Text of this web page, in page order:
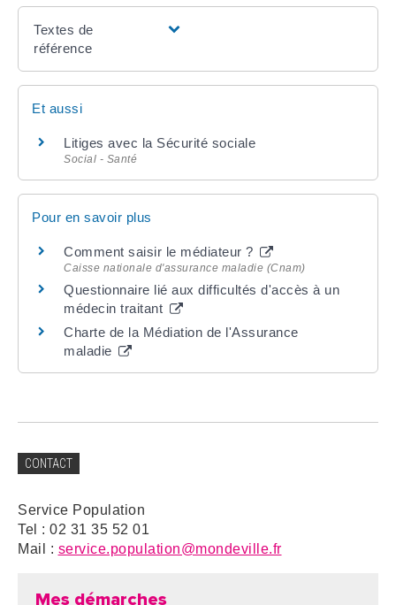
Textes de
référence
Et aussi
Litiges avec la Sécurité sociale
Social - Santé
Pour en savoir plus
Comment saisir le médiateur ?
Caisse nationale d'assurance maladie (Cnam)
Questionnaire lié aux difficultés d'accès à un
médecin traitant
Charte de la Médiation de l'Assurance
maladie
CONTACT
Service Population
Tel : 02 31 35 52 01
Mail : service.population@mondeville.fr
Mes démarches